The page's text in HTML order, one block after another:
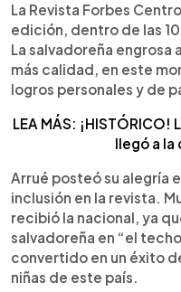
La Revista Forbes
edición, dentro de las
La salvadoreña engrosa
más calidad, en este
logros personales y de
LEA MÁS:
llegó a la
Arrué posteó su alegría
inclusión en la revista.
recibió la nacional, ya
salvadoreña en “el
convertido en un éxito
niñas de este país.